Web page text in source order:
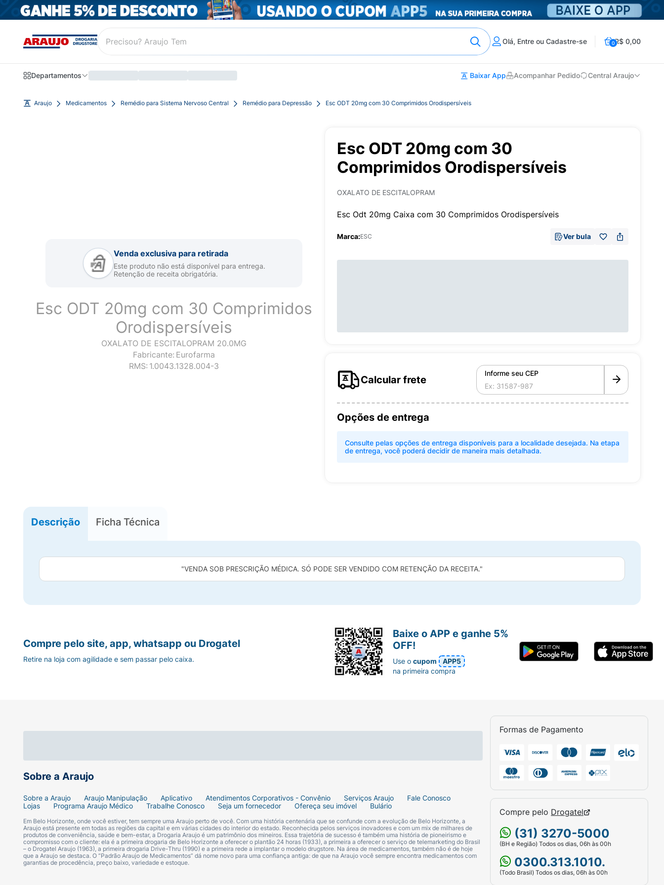
Olá, Entre ou Cadastre-se 0R$ 0,00
Departamentos Baixar App Acompanhar Pedido Central Araujo
Araujo Medicamentos Remédio para Sistema Nervoso Central Remédio para Depressão Esc ODT 20mg com 30 Comprimidos Orodispersíveis
Venda exclusiva para retirada
Este produto não está disponível para entrega.
Retenção de receita obrigatória.
Esc ODT 20mg com 30 Comprimidos
Orodispersíveis
OXALATO DE ESCITALOPRAM 20.0MG
Fabricante: Eurofarma
RMS: 1.0043.1328.004-3
Esc ODT 20mg com 30
Comprimidos Orodispersíveis
OXALATO DE ESCITALOPRAM
Esc Odt 20mg Caixa com 30 Comprimidos Orodispersíveis
Marca:ESC Ver bula
Calcular frete
Informe seu CEP
Opções de entrega
Consulte pelas opções de entrega disponíveis para a localidade desejada. Na etapa
de entrega, você poderá decidir de maneira mais detalhada.
Descrição Ficha Técnica
"VENDA SOB PRESCRIÇÃO MÉDICA. SÓ PODE SER VENDIDO COM RETENÇÃO DA RECEITA."
Sobre a Araujo
Sobre a Araujo Araujo Manipulação Aplicativo Atendimentos Corporativos - Convênio Serviços Araujo
Fale Conosco
Lojas
Programa Araujo Médico Trabalhe Conosco Seja um fornecedor Ofereça seu imóvel Bulário
Em Belo Horizonte, onde você estiver, tem sempre uma Araujo perto de você. Com uma história centenária que se confunde com a evolução de Belo Horizonte, a
Araujo está presente em todas as regiões da capital e em várias cidades do interior do estado. Reconhecida pelos serviços inovadores e com um mix de milhares de
produtos de conveniência, saúde e bem-estar, a Drogaria Araujo é um patrimônio dos mineiros. Essa trajetória de sucesso é também uma história de pioneirismo e
compromisso com o cliente: ela é a primeira drogaria de Belo Horizonte a oferecer o plantão 24 horas (1933), a primeira a oferecer o serviço de telemarketing do Brasil
– o Drogatel Araujo (1963), a primeira drogaria Drive-Thru (1990) e a primeira rede a implantar o modelo drugstore. Na área de medicamentos, também não é de hoje
que a Araujo se destaca. O “Padrão Araujo de Medicamentos” dá nome novo para uma confiança antiga: de que na Araujo você sempre encontra medicamentos com
garantias de procedência, preço baixo, variedade e estoque.
Formas de Pagamento
Compre pelo Drogatel
(31) 3270-5000
(BH e Região) Todos os dias, 06h às 00h
0300.313.1010.
(Todo Brasil) Todos os dias, 06h às 00h
Compre pelo site, app, whatsapp ou Drogatel
Retire na loja com agilidade e sem passar pelo caixa.
Baixe o APP e ganhe 5%
OFF!
Use ocupom
APP5
na primeira compra